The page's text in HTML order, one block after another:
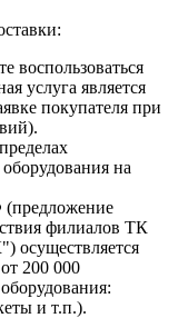
воспользоваться
услуга является
покупателя при
на
(предложение
филиалов ТК
200 000
и т.п.).